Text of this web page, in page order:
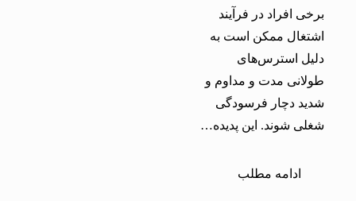
برخی افراد در فرآیند
اشتغال ممکن است به
دلیل استرس‌های
طولانی مدت و مداوم و
شدید دچار فرسودگی
شغلی شوند. این پدیده…
ادامه مطلب